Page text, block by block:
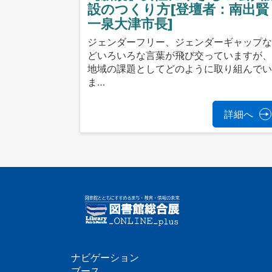
設のつくり方[登壇者：南出賢
一泉大津市長]
ジェンダーフリー、ジェンダーギャップな
どいろいろな言葉が飛び交っていますが、
地域の課題としてどのように取り組んでい
ま…
詳細へ
ナビゲーション